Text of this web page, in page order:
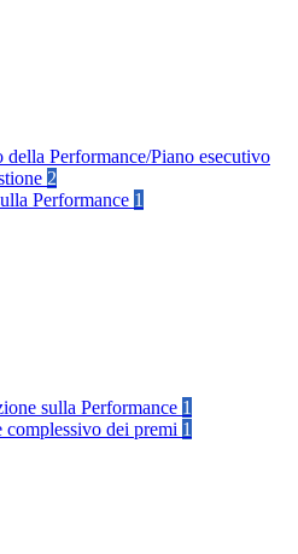
della Performance/Piano esecutivo
2
Performance 1
sulla Performance 1
complessivo dei premi 1